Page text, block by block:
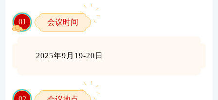
01 会议时间
2025年9 月 19-20 日